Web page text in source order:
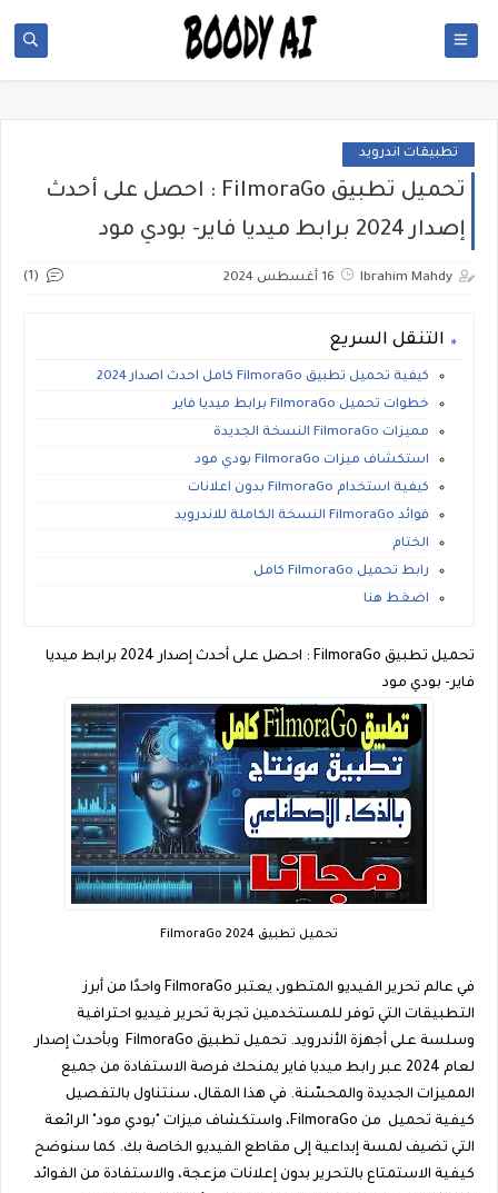
تطبيقات اندرويد
تحميل تطبيق FilmoraGo : احصل على أحدث
إصدار 2024 برابط ميديا فاير- بودي مود
Ibrahim Mahdy 16 أغسطس 2024 (1)
التنقل السريع
كيفية تحميل تطبيق FilmoraGo كامل احدث اصدار 2024
خطوات تحميل FilmoraGo برابط ميديا فاير
مميزات FilmoraGo النسخة الجديدة
استكشاف ميزات FilmoraGo بودي مود
كيفية استخدام FilmoraGo بدون اعلانات
فوائد FilmoraGo النسخة الكاملة للاندرويد
الختام
رابط تحميل FilmoraGo كامل
اضغط هنا
تحميل تطبيق FilmoraGo : احصل على أحدث إصدار 2024 برابط ميديا
فاير- بودي مود
تحميل تطبيق FilmoraGo 2024
في عالم تحرير الفيديو المتطور، يعتبر FilmoraGo واحدًا من أبرز
التطبيقات التي توفر للمستخدمين تجربة تحرير فيديو احترافية
وسلسة على أجهزة الأندرويد. تحميل تطبيق FilmoraGo وبأحدث إصدار
لعام 2024 عبر رابط ميديا فاير يمنحك فرصة الاستفادة من جميع
المميزات الجديدة والمحسّنة. في هذا المقال، سنتناول بالتفصيل
كيفية تحميل من FilmoraGo، واستكشاف ميزات "بودي مود" الرائعة
التي تضيف لمسة إبداعية إلى مقاطع الفيديو الخاصة بك. كما سنوضح
كيفية الاستمتاع بالتحرير بدون إعلانات مزعجة، والاستفادة من الفوائد